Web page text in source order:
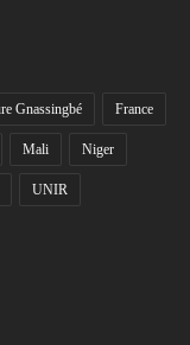
Gnassingbé France
Mali Niger
UNIR